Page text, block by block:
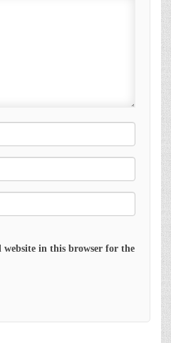
website in this browser for the